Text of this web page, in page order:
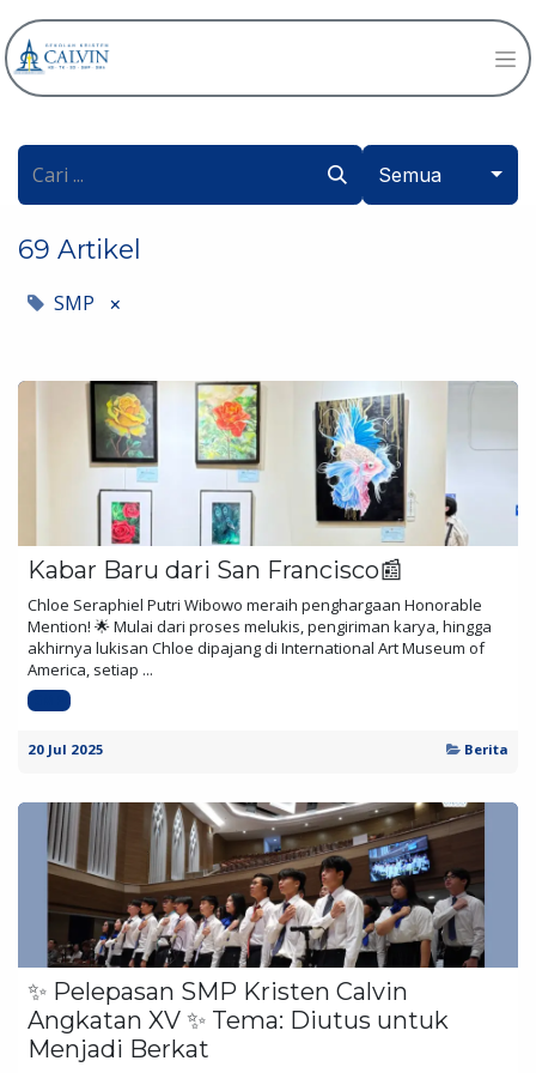
Semua
69 Artikel
SMP ×
Kabar Baru dari San Francisco📰
Chloe Seraphiel Putri Wibowo meraih penghargaan Honorable
Mention! 🌟 Mulai dari proses melukis, pengiriman karya, hingga
akhirnya lukisan Chloe dipajang di International Art Museum of
America, setiap ...
20 Jul 2025 Berita
✨ Pelepasan SMP Kristen Calvin
Angkatan XV ✨ Tema: Diutus untuk
Menjadi Berkat